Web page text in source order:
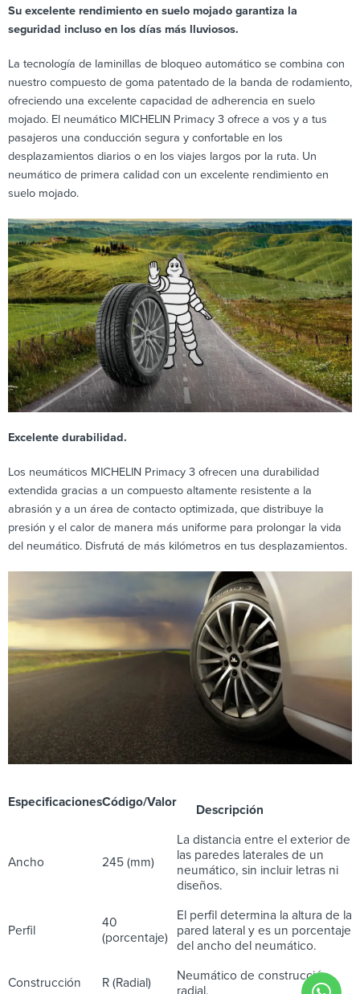
Su excelente rendimiento en suelo mojado garantiza la
seguridad incluso en los días más lluviosos.
La tecnología de laminillas de bloqueo automático se combina con
nuestro compuesto de goma patentado de la banda de rodamiento,
ofreciendo una excelente capacidad de adherencia en suelo
mojado. El neumático MICHELIN Primacy 3 ofrece a vos y a tus
pasajeros una conducción segura y confortable en los
desplazamientos diarios o en los viajes largos por la ruta. Un
neumático de primera calidad con un excelente rendimiento en
suelo mojado.
Excelente durabilidad.
Los neumáticos MICHELIN Primacy 3 ofrecen una durabilidad
extendida gracias a un compuesto altamente resistente a la
abrasión y a un área de contacto optimizada, que distribuye la
presión y el calor de manera más uniforme para prolongar la vida
del neumático. Disfrutá de más kilómetros en tus desplazamientos.
EspecificacionesCódigo/Valor
Descripción
Ancho 245 (mm)
La distancia entre el exterior de
las paredes laterales de un
neumático, sin incluir letras ni
diseños.
Perfil
40
(porcentaje)
El perfil determina la altura de la
pared lateral y es un porcentaje
del ancho del neumático.
Construcción R (Radial)
Neumático de construcción
radial.